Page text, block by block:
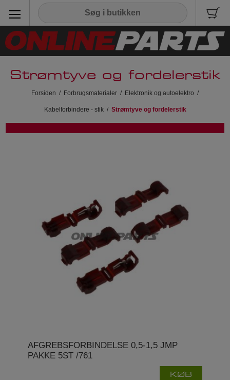
Strømtyve og fordelerstik
Forsiden / Forbrugsmaterialer / Elektronik og autoelektro /
Kabelforbindere - stik / Strømtyve og fordelerstik
AFGREBSFORBINDELSE 0,5-1,5 JMP
PAKKE 5ST /761
KØB